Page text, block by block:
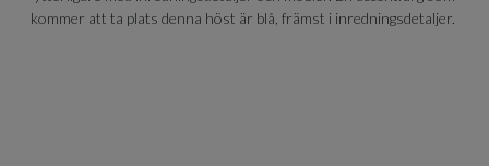
kommer att ta plats denna höst är blå, främst i inredningsdetaljer.